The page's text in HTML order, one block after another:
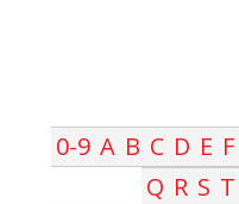
0-9 A B C D E F
Q R S T